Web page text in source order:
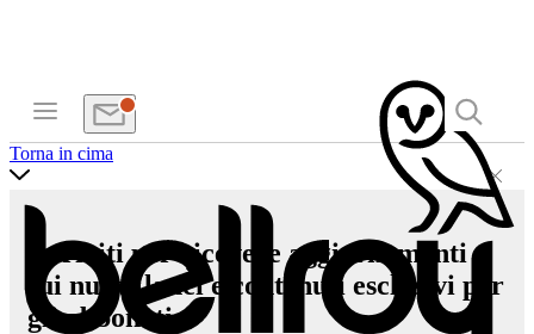
Torna in cima
Iscriviti per ricevere aggiornamenti
sui nuovi lanci e contenuti esclusivi per
gli abbonati.